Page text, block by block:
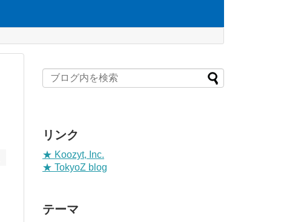
リンク
★ Koozyt, Inc.
★ TokyoZ blog
テーマ